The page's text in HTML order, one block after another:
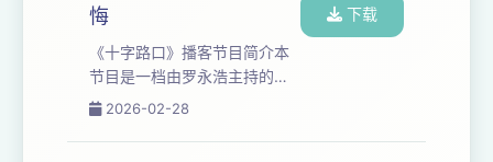
上演出时，你就知道，他的人
事。 从中央戏剧学院那个“爱惹
事的学生”，到中国先锋戏剧一
面无法绕开的旗帜，孟京辉的
悔
《十字路口》播客节目简介本
节⽬是⼀档由罗永浩主持的深
度播客类节⽬，每集长达三到
的⼈物展开对话，聚焦于科技
2026-02-28
下载